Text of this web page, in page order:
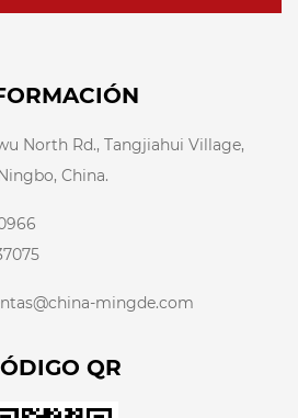
North Rd., Tangjiahui Village,
China.
mingde.com
QR